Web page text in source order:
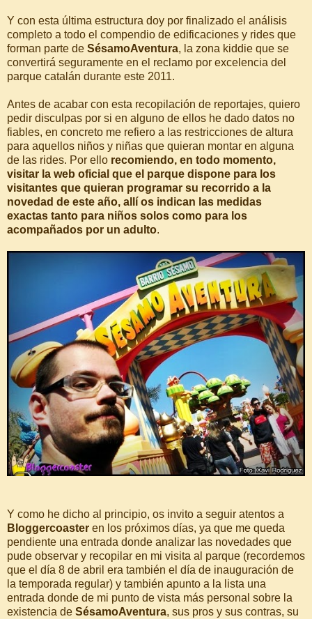
Y con esta última estructura doy por finalizado el análisis
completo a todo el compendio de edificaciones y rides que
forman parte de SésamoAventura, la zona kiddie que se
convertirá seguramente en el reclamo por excelencia del
parque catalán durante este 2011.
Antes de acabar con esta recopilación de reportajes, quiero
pedir disculpas por si en alguno de ellos he dado datos no
fiables, en concreto me refiero a las restricciones de altura
para aquellos niños y niñas que quieran montar en alguna
de las rides. Por ello recomiendo, en todo momento,
visitar la web oficial que el parque dispone para los
visitantes que quieran programar su recorrido a la
novedad de este año, allí os indican las medidas
exactas tanto para niños solos como para los
acompañados por un adulto.
Y como he dicho al principio, os invito a seguir atentos a
Bloggercoaster en los próximos días, ya que me queda
pendiente una entrada donde analizar las novedades que
pude observar y recopilar en mi visita al parque (recordemos
que el día 8 de abril era también el día de inauguración de
la temporada regular) y también apunto a la lista una
entrada donde de mi punto de vista más personal sobre la
existencia de SésamoAventura, sus pros y sus contras, su